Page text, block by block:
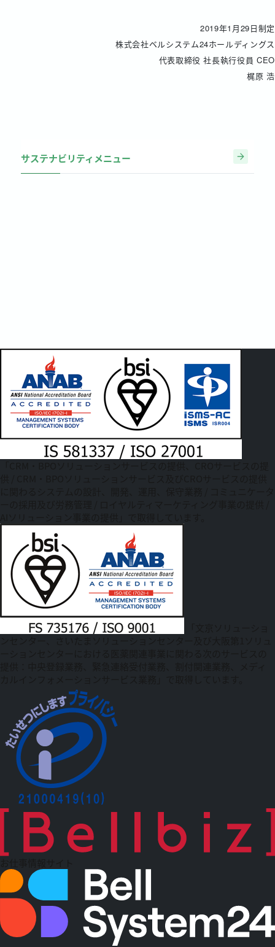
サステナビリティメニュー
2019年1月29日制定
株式会社ベルシステム24ホールディングス
代表取締役 社長執行役員 CEO
梶原 浩